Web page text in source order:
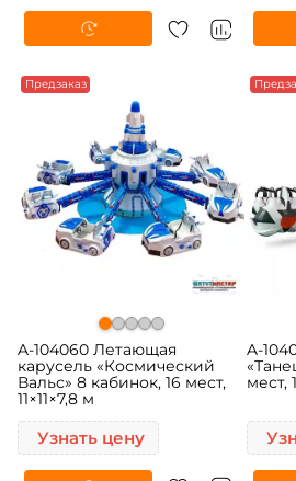
Предзаказ
A-104060 Летающая
карусель «Космический
Вальс» 8 кабинок, 16 мест,
11×11×7,8 м
Узнать цену
A-
мест,